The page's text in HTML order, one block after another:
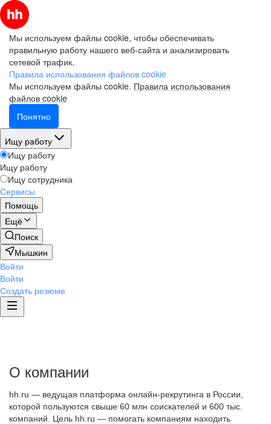
Мы используем файлы cookie, чтобы обеспечивать
правильную работу нашего веб-сайта и анализировать
сетевой трафик.
Правила использования файлов cookie
Мы используем файлы cookie. Правила использования
файлов cookie
Понятно
Ищу работу
Ищу работу
Ищу работу
Ищу сотрудника
Сервисы
Помощь
Ещё
Поиск
Мышкин
Войти
Войти
Создать резюме
О компании
hh.ru — ведущая платформа онлайн-рекрутинга в России,
которой пользуются свыше 60 млн соискателей и 600 тыс.
компаний. Цель hh.ru — помогать компаниям находить